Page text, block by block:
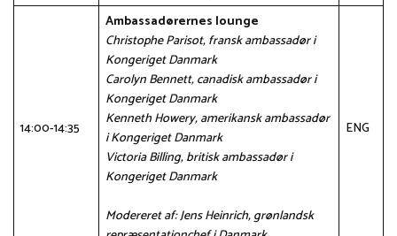
14:00-14:35
Ambassadørernes lounge
Christophe Parisot, fransk ambassadør i
Kongeriget Danmark
Carolyn Bennett, canadisk ambassadør i
Kongeriget Danmark
Kenneth Howery, amerikansk ambassadør
i Kongeriget Danmark
Victoria Billing, britisk ambassadør i
Kongeriget Danmark
Modereret af: Jens Heinrich, grønlandsk
ENG